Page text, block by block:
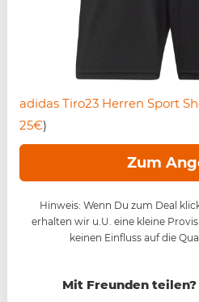
adidas Tiro23 Herren Sport
25€)
Zum
Hinweis: Wenn Du zum Deal
erhalten wir u.U. eine kleine
keinen Einfluss auf die
Mit Freunden teilen?